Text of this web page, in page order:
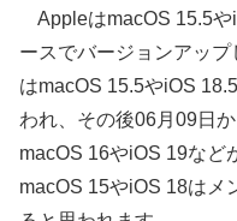
AppleはmacOS 15.5や
ースでバージョンアッ
はmacOS 15.5やiOS
われ、その後06月09日
macOS 16やiOS 19など
macOS 15やiOS 18はメ